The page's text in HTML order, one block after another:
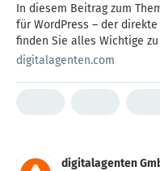
In diesem Beitrag zum
für WordPress – der
finden Sie alles Wichtige
WooCommerce vs.
digitalagenten.com
digitalagenten